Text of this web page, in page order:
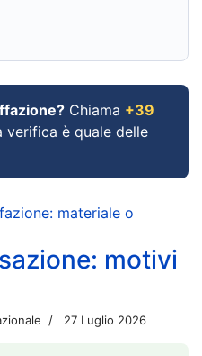
Chiama +39
verifica è quale delle
materiale o
motivi
27 Luglio 2026